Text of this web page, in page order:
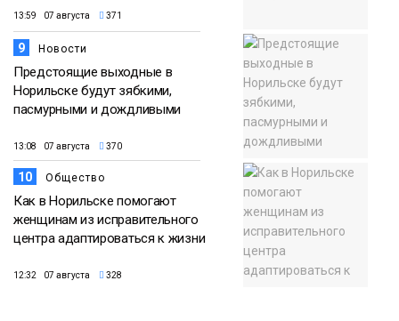
13:59 07 августа 371
9 Новости
Предстоящие выходные в
Норильске будут зябкими,
пасмурными и дождливыми
13:08 07 августа 370
10 Общество
Как в Норильске помогают
женщинам из исправительного
центра адаптироваться к жизни
12:32 07 августа 328